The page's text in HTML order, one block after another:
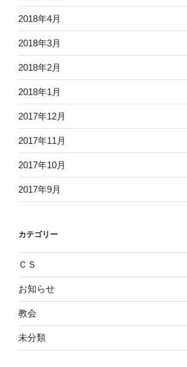
2018年4月
2018年3月
2018年2月
2018年1月
2017年12月
2017年11月
2017年10月
2017年9月
カテゴリー
ＣＳ
お知らせ
教会
未分類